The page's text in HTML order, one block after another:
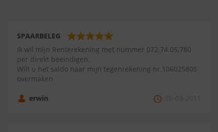
SPAARBELEG
Ik wil mijn Renterekening met nummer 072.74.05.780
per direkt beeindigen.
Wilt u het saldo naar mijn tegenrekening nr.106025805
overmaken
erwin